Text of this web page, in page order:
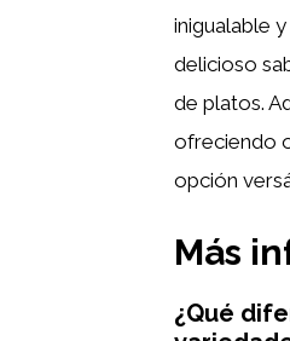
inigualable
delicioso
de platos.
ofreciendo
opción
Más
¿Qué